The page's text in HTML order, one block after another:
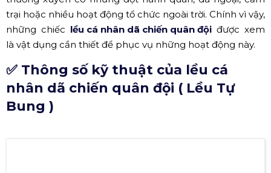
Quân đội là đơn vị có tổ chức và kỷ luật bậc nhất. Họ
thường xuyên có những đợt hành quân, dã ngoại, cắm
trại hoặc nhiều hoạt động tổ chức ngoài trời. Chính vì vậy,
những chiếc
lều cá nhân dã chiến quân đội
được xem
là vật dụng cần thiết để phục vụ những hoạt động này.
✅ Thông số kỹ thuật của lều cá
nhân dã chiến quân đội ( Lều Tự